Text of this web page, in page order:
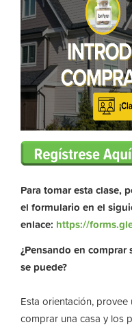
Para tomar esta clase,
el formulario en el
enlace: https://
¿Pensando en comprar
se puede?
Esta orientación,
comprar una casa y los